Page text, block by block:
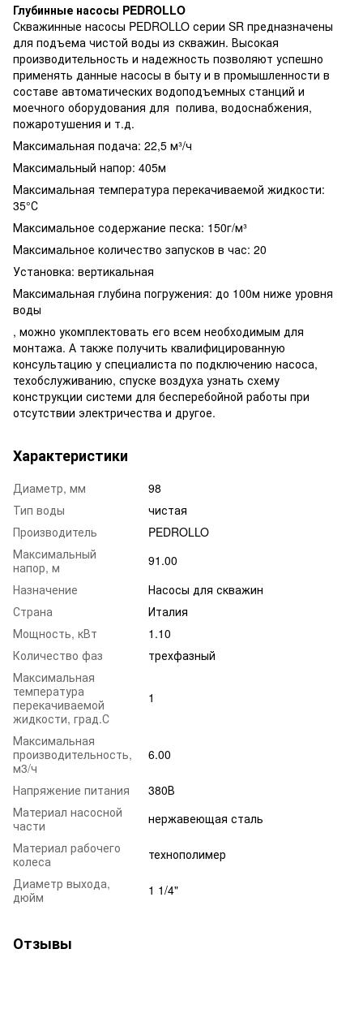
Глубинные насосы PEDROLLO
Скважинные насосы PEDROLLO серии SR предназначены
для подъема чистой воды из скважин. Высокая
производительность и надежность позволяют успешно
применять данные насосы в быту и в промышленности в
составе автоматических водоподъемных станций и
моечного оборудования для полива, водоснабжения,
пожаротушения и т.д.
Максимальная подача: 22,5 м³/ч
Максимальный напор: 405м
Максимальная температура перекачиваемой жидкости:
35°С
Максимальное содержание песка: 150г/м³
Максимальное количество запусков в час: 20
Установка: вертикальная
Максимальная глубина погружения: до 100м ниже уровня
воды
, можно укомплектовать его всем необходимым для
монтажа. А также получить квалифицированную
консультацию у специалиста по подключению насоса,
техобслуживанию, спуске воздуха узнать схему
конструкции системи для бесперебойной работы при
отсутствии электричества и другое.
Характеристики
Диаметр, мм
98
Тип воды
чистая
Производитель
PEDROLLO
Максимальный
напор, м
91.00
Назначение
Насосы для скважин
Страна
Италия
Мощность, кВт
1.10
Количество фаз
трехфазный
Максимальная
температура
перекачиваемой
жидкости, град.С
1
Максимальная
производительность,
м3/ч
6.00
Напряжение питания
380В
Материал насосной
части
нержавеющая сталь
Материал рабочего
колеса
технополимер
Диаметр выхода,
дюйм
1 1/4"
Отзывы